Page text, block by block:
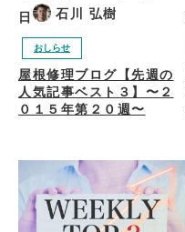
日
石川 弘樹
おしらせ
屋根修理ブログ【先週の
人気記事ベスト３】〜２
０１５年第２０週〜